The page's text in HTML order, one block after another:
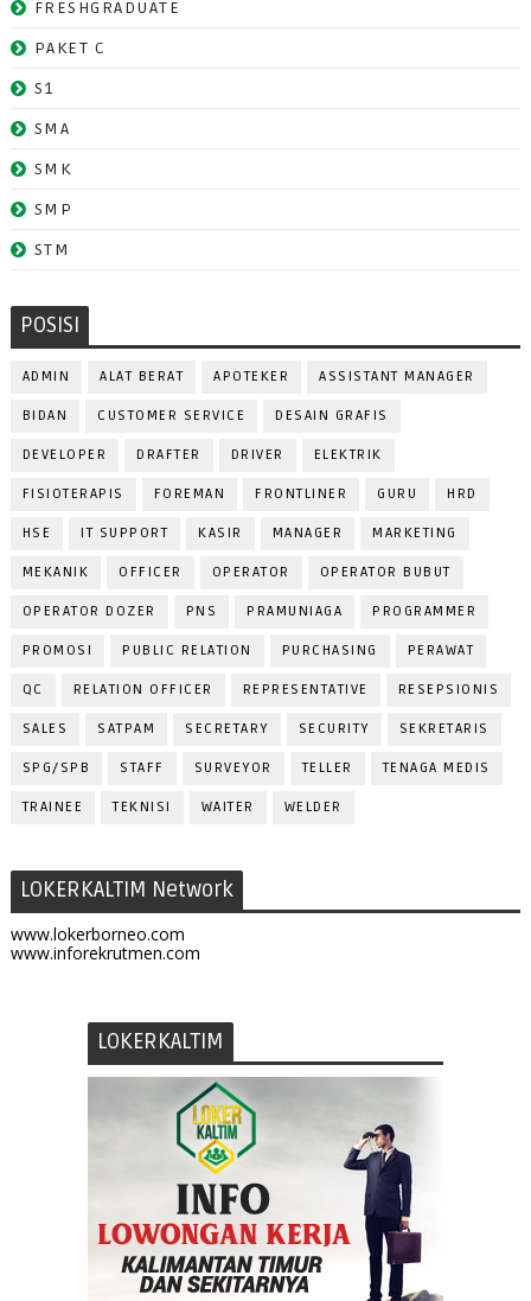
FRESHGRADUATE
PAKET C
S1
SMA
SMK
SMP
STM
POSISI
ADMIN ALAT BERAT APOTEKER ASSISTANT MANAGER
BIDAN CUSTOMER SERVICE DESAIN GRAFIS
DEVELOPER DRAFTER DRIVER ELEKTRIK
FISIOTERAPIS FOREMAN FRONTLINER GURU HRD
HSE IT SUPPORT KASIR MANAGER MARKETING
MEKANIK OFFICER OPERATOR OPERATOR BUBUT
OPERATOR DOZER PNS PRAMUNIAGA PROGRAMMER
PROMOSI PUBLIC RELATION PURCHASING PERAWAT
QC RELATION OFFICER REPRESENTATIVE RESEPSIONIS
SALES SATPAM SECRETARY SECURITY SEKRETARIS
SPG/SPB STAFF SURVEYOR TELLER TENAGA MEDIS
TRAINEE TEKNISI WAITER WELDER
LOKERKALTIM Network
www.lokerborneo.com
www.inforekrutmen.com
LOKERKALTIM